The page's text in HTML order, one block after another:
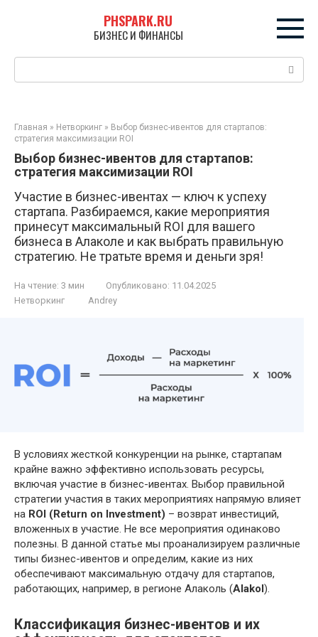
PHSPARK.RU
БИЗНЕС И ФИНАНСЫ
Поиск:
Главная » Нетворкинг » Выбор бизнес-ивентов для стартапов:
стратегия максимизации ROI
Выбор бизнес-ивентов для стартапов:
стратегия максимизации ROI
Участие в бизнес-ивентах — ключ к успеху
стартапа. Разбираемся, какие мероприятия
принесут максимальный ROI для вашего
бизнеса в Алаколе и как выбрать правильную
стратегию. Не тратьте время и деньги зря!
На чтение: 3 мин Опубликовано: 11.04.2025
Нетворкинг
Andrey
В условиях жесткой конкуренции на рынке, стартапам
крайне важно эффективно использовать ресурсы,
включая участие в бизнес-ивентах. Выбор правильной
стратегии участия в таких мероприятиях напрямую влияет
на ROI (Return on Investment) – возврат инвестиций,
вложенных в участие. Не все мероприятия одинаково
полезны. В данной статье мы проанализируем различные
типы бизнес-ивентов и определим, какие из них
обеспечивают максимальную отдачу для стартапов,
работающих, например, в регионе Алаколь (Alakol).
Классификация бизнес-ивентов и их